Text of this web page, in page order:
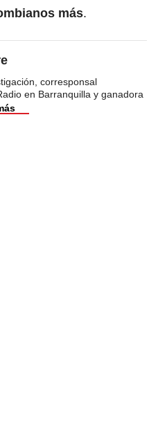
más.
corresponsal
en Barranquilla y ganadora